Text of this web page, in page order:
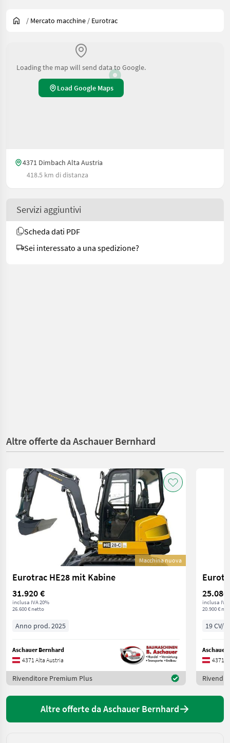
/ Mercato macchine / Eurotrac
Loading the map will send data to Google.
Load Google Maps
4371 Dimbach Alta Austria
418.5 km di distanza
Servizi aggiuntivi
Scheda dati PDF
Sei interessato a una spedizione?
Altre offerte da Aschauer Bernhard
Macchina nuova
Eurotrac HE28 mit Kabine
31.920 €
inclusa IVA 20%
26.600 € netto
Anno prod. 2025
Aschauer Bernhard
4371 Alta Austria
Rivenditore Premium Plus
25.080
inclusa IVA
20.900 €
19 CV/
Aschauer
4371
Altre offerte da Aschauer Bernhard